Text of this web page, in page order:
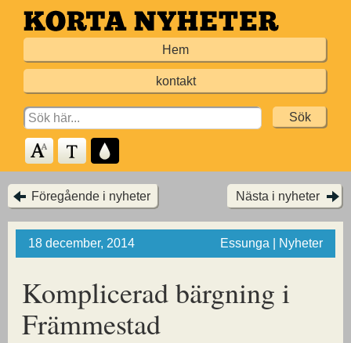
Hoppa
till
Hem
kontakt
Search
for:
Föregående i nyheter Nästa i nyheter
18 december, 2014 Essunga | Nyheter
Komplicerad bärgning i
Främmestad